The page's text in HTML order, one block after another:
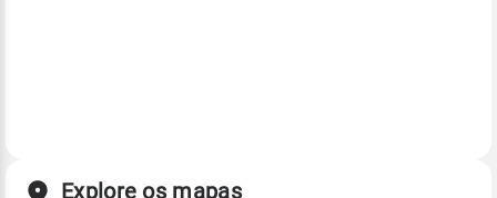
Explore os mapas